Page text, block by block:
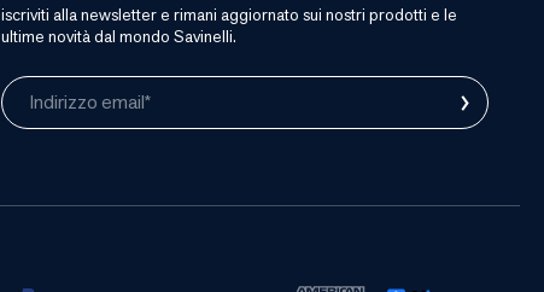
iscriviti alla newsletter e rimani aggiornato sui nostri prodotti e le
ultime novità dal mondo Savinelli.
Indirizzo email* ›